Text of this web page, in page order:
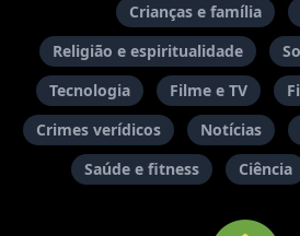
Crianças e família
Religião e espiritualidade
Tecnologia
Filme e TV
Crimes verídicos
Notícias
Saúde e fitness
Ciência